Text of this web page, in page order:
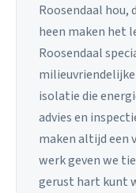
Roosendaal hou,
heen maken het
Roosendaal
isolatie die
advies en
maken altijd een
werk geven we
gerust hart kunt